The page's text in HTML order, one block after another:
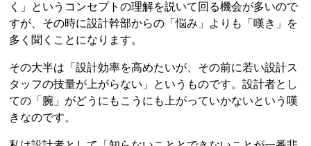
く」というコンセプトの理解を説いて回る機会が多いので
すが、その時に設計幹部からの「悩み」よりも「嘆き」を
多く聞くことになります。
その大半は「設計効率を高めたいが、その前に若い設計ス
タッフの技量が上がらない」というものです。設計者とし
ての「腕」がどうにもこうにも上がっていかないという嘆
きなのです。